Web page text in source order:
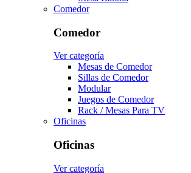
Comedor
Comedor
Ver categoría
Mesas de Comedor
Sillas de Comedor
Modular
Juegos de Comedor
Rack / Mesas Para TV
Oficinas
Oficinas
Ver categoría